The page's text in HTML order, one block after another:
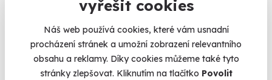
vyřešit cookies
Náš web používá cookies, které vám usnadní
procházení stránek a umožní zobrazení relevantního
obsahu a reklamy. Díky cookies můžeme také tyto
stránky zlepšovat. Kliknutím na tlačítko Povolit
2 740 Kč